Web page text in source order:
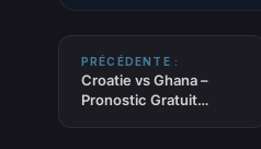
PRÉCÉDENTE :
Croatie vs Ghana –
Pronostic Gratuit